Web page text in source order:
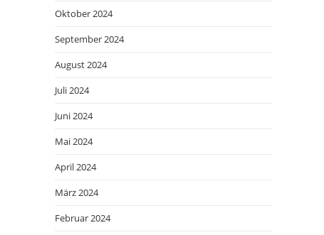
Oktober 2024
September 2024
August 2024
Juli 2024
Juni 2024
Mai 2024
April 2024
März 2024
Februar 2024